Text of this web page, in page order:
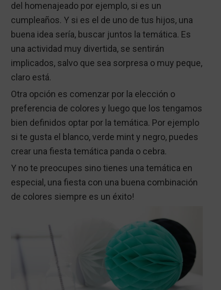
del homenajeado por ejemplo, si es un
cumpleaños. Y si es el de uno de tus hijos, una
buena idea sería, buscar juntos la temática. Es
una actividad muy divertida, se sentirán
implicados, salvo que sea sorpresa o muy peque,
claro está.
Otra opción es comenzar por la elección o
preferencia de colores y luego que los tengamos
bien definidos optar por la temática. Por ejemplo
si te gusta el blanco, verde mint y negro, puedes
crear una fiesta temática panda o cebra.
Y no te preocupes sino tienes una temática en
especial, una fiesta con una buena combinación
de colores siempre es un éxito!